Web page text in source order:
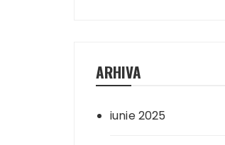
ARHIVA
iunie 2025